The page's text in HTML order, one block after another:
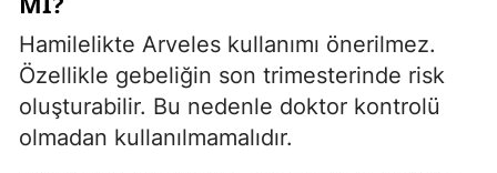
Hamilelikte Arveles kullanımı önerilmez.
Özellikle gebeliğin son trimesterinde risk
oluşturabilir. Bu nedenle doktor kontrolü
olmadan kullanılmamalıdır.